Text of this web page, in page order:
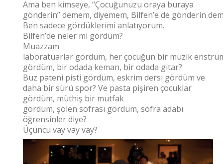
Ama ben kimseye, “Çocuğunuzu oraya buraya
gönderin” demem, diyemem, Bilfen’e de gönderin
Ben sadece gördüklerimi anlatıyorum.
Bilfen’de neler mi gördüm?
Muazzam
laboratuarlar gördüm, her çocuğun bir müzik
gördüm, bir odada keman, bir odada gitar?
Buz pateni pisti gördüm, eskrim dersi gördüm ve
daha bir sürü spor? Ve pasta pişiren çocuklar
gördüm, müthiş bir mutfak
gördüm, şölen sofrası gördüm, sofra adabı
öğrensinler diye?
Üçüncü vay vay vay?